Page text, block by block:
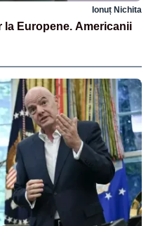
Ionuț Nichita
la Europene. Americanii